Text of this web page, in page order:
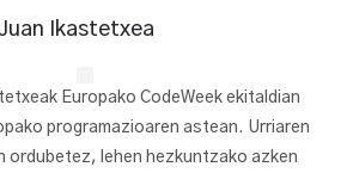
Ikastetxea
Europako CodeWeek ekitaldian
programazioaren astean. Urriaren
ordubetez, lehen hezkuntzako azken